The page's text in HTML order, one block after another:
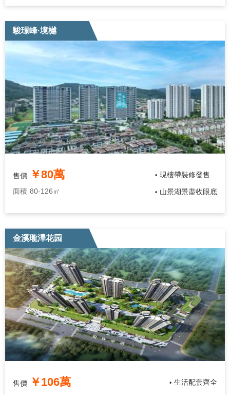
駿璟峰·境樾
售價 ￥80萬
面積 80-126㎡
• 現樓帶裝修發售
• 山景湖景盡收眼底
金溪瓏澤花园
售價 ￥106萬 • 生活配套齊全